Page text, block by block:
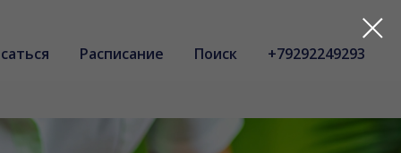
Расписание Поиск +79292249293